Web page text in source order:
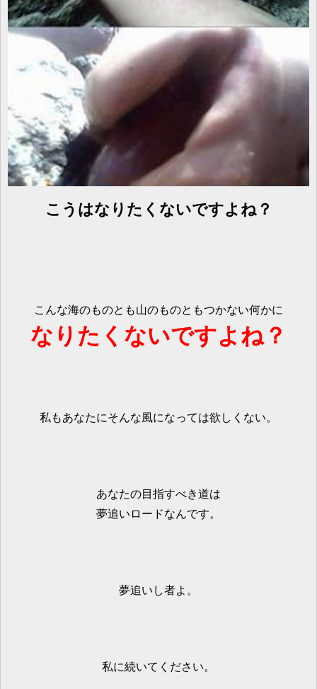
こうはなりたくないですよね？
こんな海のものとも山のものともつかない何かに
なりたくないですよね？
私もあなたにそんな風になっては欲しくない。
あなたの目指すべき道は
夢追いロードなんです。
夢追いし者よ。
私に続いてください。